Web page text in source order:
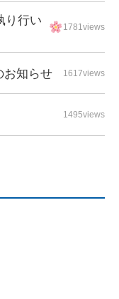
り行い
1781views
お知らせ 1617views
1495views